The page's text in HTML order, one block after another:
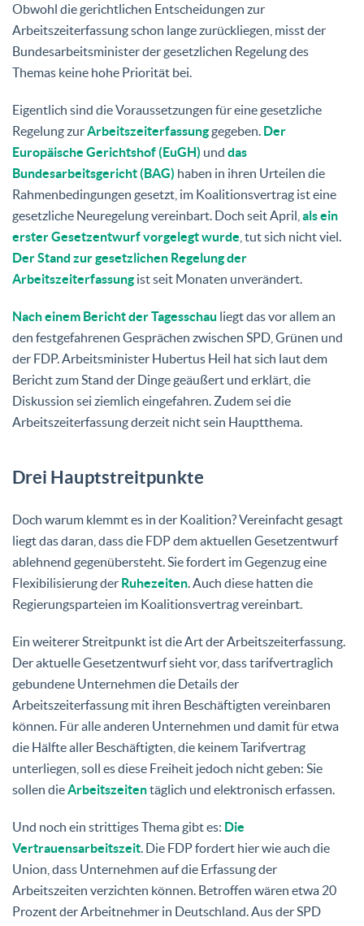
Obwohl die gerichtlichen Entscheidungen zur
Arbeitszeiterfassung schon lange zurückliegen, misst der
Bundesarbeitsminister der gesetzlichen Regelung des
Themas keine hohe Priorität bei.
Eigentlich sind die Voraussetzungen für eine gesetzliche
Regelung zurArbeitszeiterfassunggegeben. Der
Europäische Gerichtshof (EuGH) und das
Bundesarbeitsgericht (BAG) haben in ihren Urteilen die
Rahmenbedingungen gesetzt, im Koalitionsvertrag ist eine
gesetzliche Neuregelung vereinbart. Doch seit April, als ein
erster Gesetzentwurf vorgelegt wurde , tut sich nicht viel.
Der Stand zur gesetzlichen Regelung der
Arbeitszeiterfassungist seit Monaten unverändert.
Nach einem Bericht der Tagesschau liegt das vor allem an
den festgefahrenen Gesprächen zwischen SPD, Grünen und
der FDP. Arbeitsminister Hubertus Heil hat sich laut dem
Bericht zum Stand der Dinge geäußert und erklärt, die
Diskussion sei ziemlich eingefahren. Zudem sei die
Arbeitszeiterfassung derzeit nicht sein Hauptthema.
Drei Hauptstreitpunkte
Doch warum klemmt es in der Koalition? Vereinfacht gesagt
liegt das daran, dass die FDP dem aktuellen Gesetzentwurf
ablehnend gegenübersteht. Sie fordert im Gegenzug eine
Flexibilisierung der Ruhezeiten. Auch diese hatten die
Regierungsparteien im Koalitionsvertrag vereinbart.
Ein weiterer Streitpunkt ist die Art der Arbeitszeiterfassung.
Der aktuelle Gesetzentwurf sieht vor, dass tarifvertraglich
gebundene Unternehmen die Details der
Arbeitszeiterfassung mit ihren Beschäftigten vereinbaren
können. Für alle anderen Unternehmen und damit für etwa
die Hälfte aller Beschäftigten, die keinem Tarifvertrag
unterliegen, soll es diese Freiheit jedoch nicht geben: Sie
sollen dieArbeitszeitentäglich und elektronisch erfassen.
Und noch ein strittiges Thema gibt es: Die
Vertrauensarbeitszeit. Die FDP fordert hier wie auch die
Union, dass Unternehmen auf die Erfassung der
Arbeitszeiten verzichten können. Betroffen wären etwa 20
Prozent der Arbeitnehmer in Deutschland. Aus der SPD